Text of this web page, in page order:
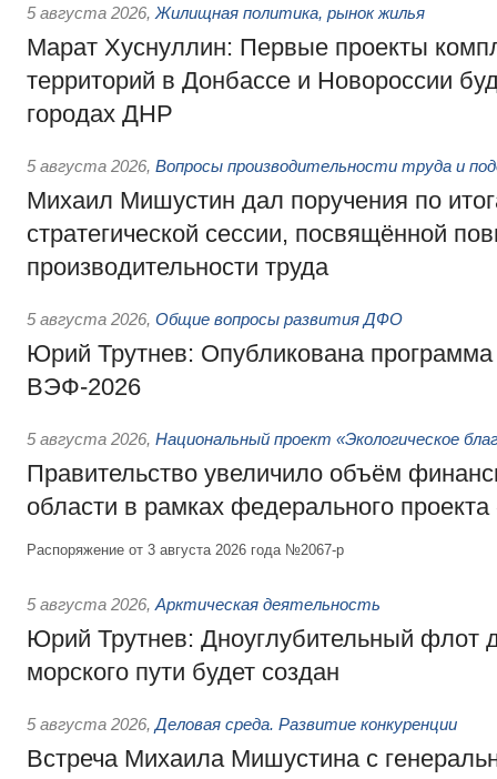
5 августа 2026, Жилищная политика, рынок жилья
Марат Хуснуллин: Первые проекты
территорий в Донбассе и Новороссии
городах ДНР
5 августа 2026, Вопросы производительности труда и
Михаил Мишустин дал поручения по
стратегической сессии, посвящённой
производительности труда
5 августа 2026, Общие вопросы развития ДФО
Юрий Трутнев: Опубликована
ВЭФ-2026
5 августа 2026, Национальный проект «Экологическое
Правительство увеличило объём
области в рамках федерального
Распоряжение от 3 августа 2026 года №2067-р
5 августа 2026, Арктическая деятельность
Юрий Трутнев: Дноуглубительный флот
морского пути будет создан
5 августа 2026, Деловая среда. Развитие конкуренции
Встреча Михаила Мишустина с